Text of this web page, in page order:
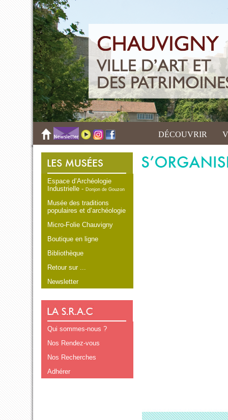
DÉCOUVRIR
Espace d’Archéologie
Industrielle -Donjon de Gouzon
Musée des traditions
populaires et d’archéologie
Micro-Folie Chauvigny
Boutique en ligne
Bibliothèque
Retour sur ...
Newsletter
Qui sommes-nous ?
Nos Rendez-vous
Nos Recherches
Adhérer